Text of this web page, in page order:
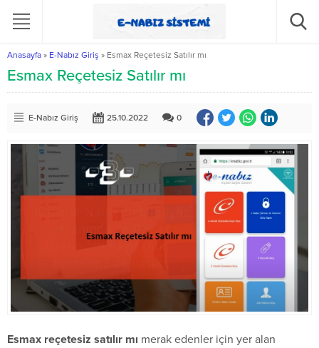
Anasayfa » E-Nabız Giriş » Esmax Reçetesiz Satılır mı
Esmax Reçetesiz Satılır mı
E-Nabız Giriş 25.10.2022 0
Esmax reçetesiz satılır mı merak edenler için yer alan